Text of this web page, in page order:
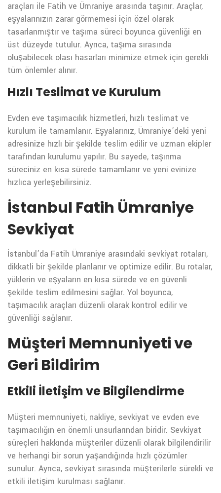
araçları ile Fatih ve Ümraniye arasında taşınır. Araçlar,
eşyalarınızın zarar görmemesi için özel olarak
tasarlanmıştır ve taşıma süreci boyunca güvenliği en
üst düzeyde tutulur. Ayrıca, taşıma sırasında
oluşabilecek olası hasarları minimize etmek için gerekli
tüm önlemler alınır.
Hızlı Teslimat ve Kurulum
Evden eve taşımacılık hizmetleri, hızlı teslimat ve
kurulum ile tamamlanır. Eşyalarınız, Ümraniye’deki yeni
adresinize hızlı bir şekilde teslim edilir ve uzman ekipler
tarafından kurulumu yapılır. Bu sayede, taşınma
süreciniz en kısa sürede tamamlanır ve yeni evinize
hızlıca yerleşebilirsiniz.
İstanbul Fatih Ümraniye
Sevkiyat
İstanbul’da Fatih Ümraniye arasındaki sevkiyat rotaları,
dikkatli bir şekilde planlanır ve optimize edilir. Bu rotalar,
yüklerin ve eşyaların en kısa sürede ve en güvenli
şekilde teslim edilmesini sağlar. Yol boyunca,
taşımacılık araçları düzenli olarak kontrol edilir ve
güvenliği sağlanır.
Müşteri Memnuniyeti ve
Geri Bildirim
Etkili İletişim ve Bilgilendirme
Müşteri memnuniyeti, nakliye, sevkiyat ve evden eve
taşımacılığın en önemli unsurlarından biridir. Sevkiyat
süreçleri hakkında müşteriler düzenli olarak bilgilendirilir
ve herhangi bir sorun yaşandığında hızlı çözümler
sunulur. Ayrıca, sevkiyat sırasında müşterilerle sürekli ve
etkili iletişim kurulması sağlanır.